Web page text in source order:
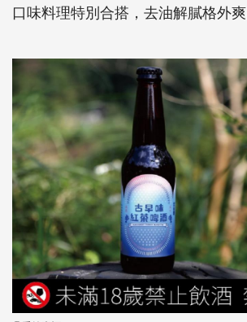
口味料理特別合搭，去油解膩格外爽